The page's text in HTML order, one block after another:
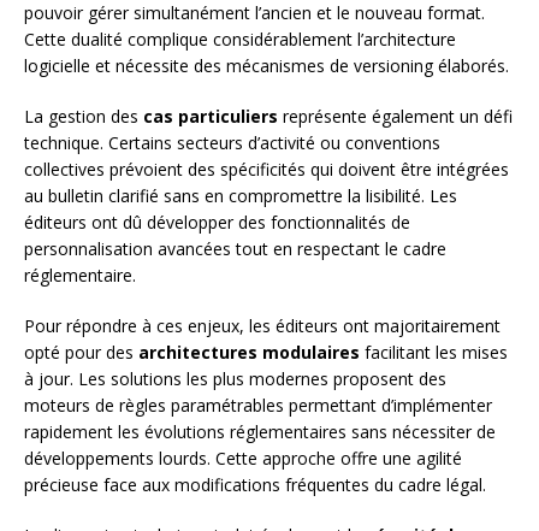
pouvoir gérer simultanément l’ancien et le nouveau format.
Cette dualité complique considérablement l’architecture
logicielle et nécessite des mécanismes de versioning élaborés.
La gestion des cas particuliers représente également un défi
technique. Certains secteurs d’activité ou conventions
collectives prévoient des spécificités qui doivent être intégrées
au bulletin clarifié sans en compromettre la lisibilité. Les
éditeurs ont dû développer des fonctionnalités de
personnalisation avancées tout en respectant le cadre
réglementaire.
Pour répondre à ces enjeux, les éditeurs ont majoritairement
opté pour des architectures modulaires facilitant les mises
à jour. Les solutions les plus modernes proposent des
moteurs de règles paramétrables permettant d’implémenter
rapidement les évolutions réglementaires sans nécessiter de
développements lourds. Cette approche offre une agilité
précieuse face aux modifications fréquentes du cadre légal.